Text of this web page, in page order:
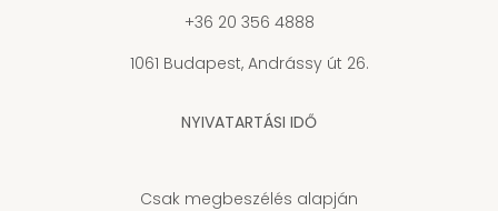
+36 20 356 4888
1061 Budapest, Andrássy út 26.
NYIVATARTÁSI IDŐ
Csak megbeszélés alapján